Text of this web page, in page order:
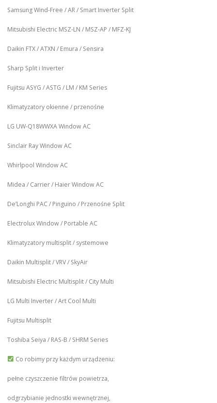
Samsung Wind-Free / AR / Smart Inverter Split
Mitsubishi Electric MSZ‑LN / MSZ‑AP / MFZ-KJ
Daikin FTX / ATXN / Emura / Sensira
Sharp Split i Inverter
Fujitsu ASYG / ASTG / LM / KM Series
Klimatyzatory okienne / przenośne
LG UW‑Q18WWXA Window AC
Sinclair Ray Window AC
Whirlpool Window AC
Midea / Carrier / Haier Window AC
De’Longhi PAC / Pinguino / Przenośne Split
Electrolux Window / Portable AC
Klimatyzatory multisplit / systemowe
Daikin Multisplit / VRV / SkyAir
Mitsubishi Electric Multisplit / City Multi
LG Multi Inverter / Art Cool Multi
Fujitsu Multisplit
Toshiba Seiya / RAS-B / SHRM Series
Co robimy przy każdym urządzeniu:
pełne czyszczenie filtrów powietrza,
odgrzybianie jednostki wewnętrznej,